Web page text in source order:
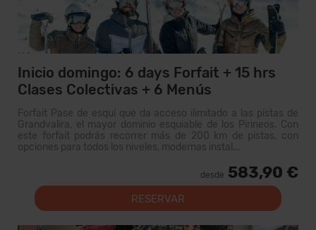
Inicio domingo: 6 days Forfait + 15 hrs
Clases Colectivas + 6 Menús
Forfait Pase de esquí que da acceso ilimitado a las pistas de
Grandvalira, el mayor dominio esquiable de los Pirineos. Con
este forfait podrás recorrer más de 200 km de pistas, con
opciones para todos los niveles, modernas instal...
desde 583,90 €
RESERVAR